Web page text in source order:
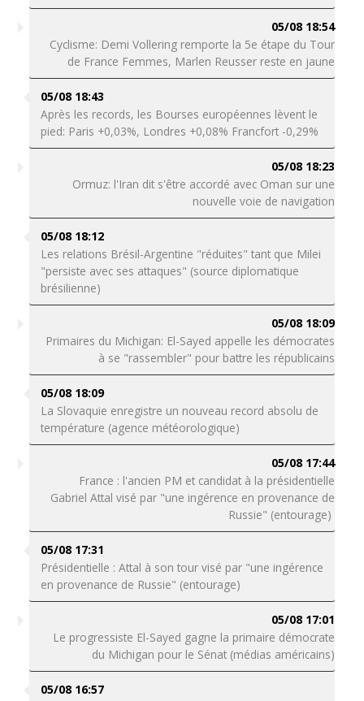
05/08 18:54
Cyclisme: Demi Vollering remporte la 5e étape du Tour
de France Femmes, Marlen Reusser reste en jaune
05/08 18:43
Après les records, les Bourses européennes lèvent le
pied: Paris +0,03%, Londres +0,08% Francfort -0,29%
05/08 18:23
Ormuz: l'Iran dit s'être accordé avec Oman sur une
nouvelle voie de navigation
05/08 18:12
Les relations Brésil-Argentine "réduites" tant que Milei
"persiste avec ses attaques" (source diplomatique
brésilienne)
05/08 18:09
Primaires du Michigan: El-Sayed appelle les démocrates
à se "rassembler" pour battre les républicains
05/08 18:09
La Slovaquie enregistre un nouveau record absolu de
température (agence météorologique)
05/08 17:44
France : l'ancien PM et candidat à la présidentielle
Gabriel Attal visé par "une ingérence en provenance de
Russie" (entourage)
05/08 17:31
Présidentielle : Attal à son tour visé par "une ingérence
en provenance de Russie" (entourage)
05/08 17:01
Le progressiste El-Sayed gagne la primaire démocrate
du Michigan pour le Sénat (médias américains)
05/08 16:57